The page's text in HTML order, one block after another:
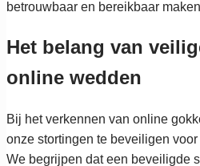
betrouwbaar en bereikbaar
Het belang van
online wedden
Bij het verkennen van online
onze stortingen te beveiligen
We begrijpen dat een beveiligde